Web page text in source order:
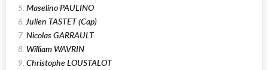
5. Maselino PAULINO
6.Julien TASTET (Cap)
7. Nicolas GARRAULT
8. William WAVRIN
9. Christophe LOUSTALOT